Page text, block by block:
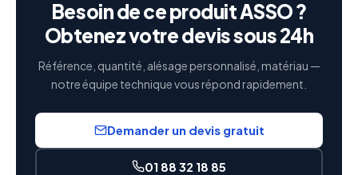
Besoin de ce produit ASSO ?
Obtenez votre devis sous 24h
Référence, quantité, alésage personnalisé, matériau —
notre équipe technique vous répond rapidement.
Demander un devis gratuit
01 88 32 18 85